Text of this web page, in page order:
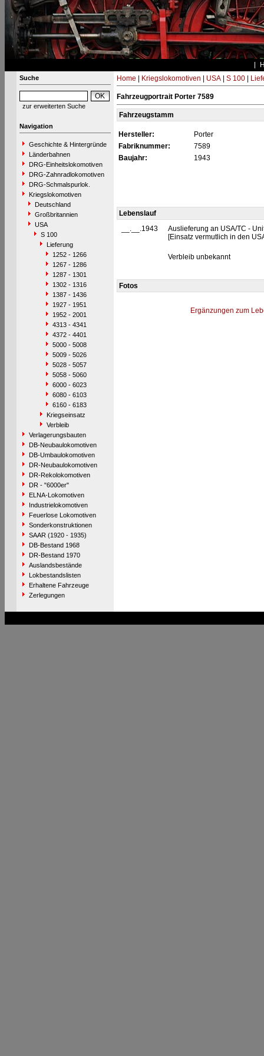
Suche
zur erweiterten Suche
Navigation
Geschichte & Hintergründe
Länderbahnen
DRG-Einheitslokomotiven
DRG-Zahnradlokomotiven
DRG-Schmalspurlok.
Kriegslokomotiven
Deutschland
Großbritannien
USA
S 100
Lieferung
1252 - 1266
1267 - 1286
1287 - 1301
1302 - 1316
1387 - 1436
1927 - 1951
1952 - 2001
4313 - 4341
4372 - 4401
5000 - 5008
5009 - 5026
5028 - 5057
5058 - 5060
6000 - 6023
6080 - 6103
6160 - 6183
Kriegseinsatz
Verbleib
Verlagerungsbauten
DB-Neubaulokomotiven
DB-Umbaulokomotiven
DR-Neubaulokomotiven
DR-Rekolokomotiven
DR - "6000er"
ELNA-Lokomotiven
Industrielokomotiven
Feuerlose Lokomotiven
Sonderkonstruktionen
SAAR (1920 - 1935)
DB-Bestand 1968
DR-Bestand 1970
Auslandsbestände
Lokbestandslisten
Erhaltene Fahrzeuge
Zerlegungen
Home Kriegslokomotiven USA| S 100|
Fahrzeugportrait Porter 7589
Fahrzeugstamm
Hersteller:
Porter
Fabriknummer:
7589
Baujahr:
1943
Lebenslauf
__.__.1943
Auslieferung an USA/TC -
[Einsatz vermutlich in den
Verbleib unbekannt
Fotos
Ergänzungen zum